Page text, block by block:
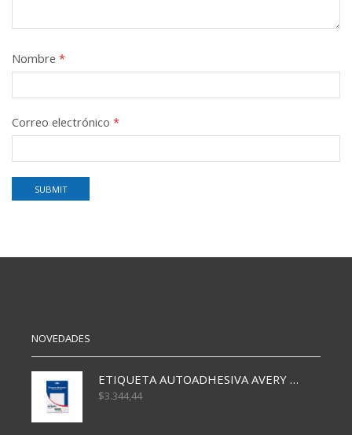
Nombre *
Correo electrónico *
NOVEDADES
ETIQUETA AUTOADHESIVA AVERY 3026 30H 20 X 70
$3.344,44